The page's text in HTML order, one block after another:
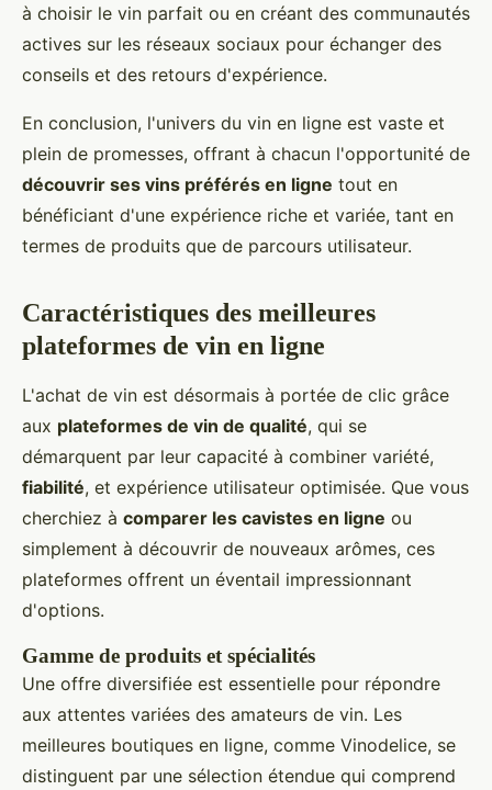
à choisir le vin parfait ou en créant des communautés
actives sur les réseaux sociaux pour échanger des
conseils et des retours d'expérience.
En conclusion, l'univers du vin en ligne est vaste et
plein de promesses, offrant à chacun l'opportunité de
découvrir ses vins préférés en ligne tout en
bénéficiant d'une expérience riche et variée, tant en
termes de produits que de parcours utilisateur.
Caractéristiques des meilleures
plateformes de vin en ligne
L'achat de vin est désormais à portée de clic grâce
aux plateformes de vin de qualité, qui se
démarquent par leur capacité à combiner variété,
fiabilité, et expérience utilisateur optimisée. Que vous
cherchiez à comparer les cavistes en ligne ou
simplement à découvrir de nouveaux arômes, ces
plateformes offrent un éventail impressionnant
d'options.
Gamme de produits et spécialités
Une offre diversifiée est essentielle pour répondre
aux attentes variées des amateurs de vin. Les
meilleures boutiques en ligne, comme Vinodelice, se
distinguent par une sélection étendue qui comprend